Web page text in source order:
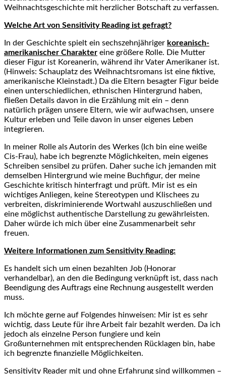
Weihnachtsgeschichte mit herzlicher Botschaft zu verfassen.
Welche Art von Sensitivity Reading ist gefragt?
In der Geschichte spielt ein sechszehnjähriger koreanisch-
amerikanischer Charakter eine größere Rolle. Die Mutter
dieser Figur ist Koreanerin, während ihr Vater Amerikaner ist.
(Hinweis: Schauplatz des Weihnachtsromans ist eine fiktive,
amerikanische Kleinstadt.) Da die Eltern besagter Figur beide
einen unterschiedlichen, ethnischen Hintergrund haben,
fließen Details davon in die Erzählung mit ein – denn
natürlich prägen unsere Eltern, wie wir aufwachsen, unsere
Kultur erleben und Teile davon in unser eigenes Leben
integrieren.
In meiner Rolle als Autorin des Werkes (Ich bin eine weiße
Cis-Frau), habe ich begrenzte Möglichkeiten, mein eigenes
Schreiben sensibel zu prüfen. Daher suche ich jemanden mit
demselben Hintergrund wie meine Buchfigur, der meine
Geschichte kritisch hinterfragt und prüft. Mir ist es ein
wichtiges Anliegen, keine Stereotypen und Klischees zu
verbreiten, diskriminierende Wortwahl auszuschließen und
eine möglichst authentische Darstellung zu gewährleisten.
Daher würde ich mich über eine Zusammenarbeit sehr
freuen.
Weitere Informationen zum Sensitivity Reading:
Es handelt sich um einen bezahlten Job (Honorar
verhandelbar), an den die Bedingung verknüpft ist, dass nach
Beendigung des Auftrags eine Rechnung ausgestellt werden
muss.
Ich möchte gerne auf Folgendes hinweisen: Mir ist es sehr
wichtig, dass Leute für ihre Arbeit fair bezahlt werden. Da ich
jedoch als einzelne Person fungiere und kein
Großunternehmen mit entsprechenden Rücklagen bin, habe
ich begrenzte finanzielle Möglichkeiten.
Sensitivity Reader mit und ohne Erfahrung sind willkommen –